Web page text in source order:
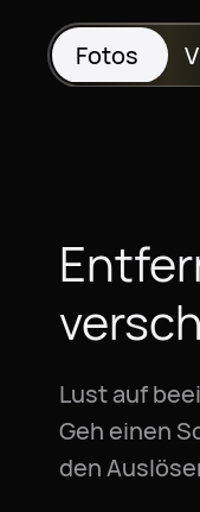
Fotos
Lust auf
Geh einen
den